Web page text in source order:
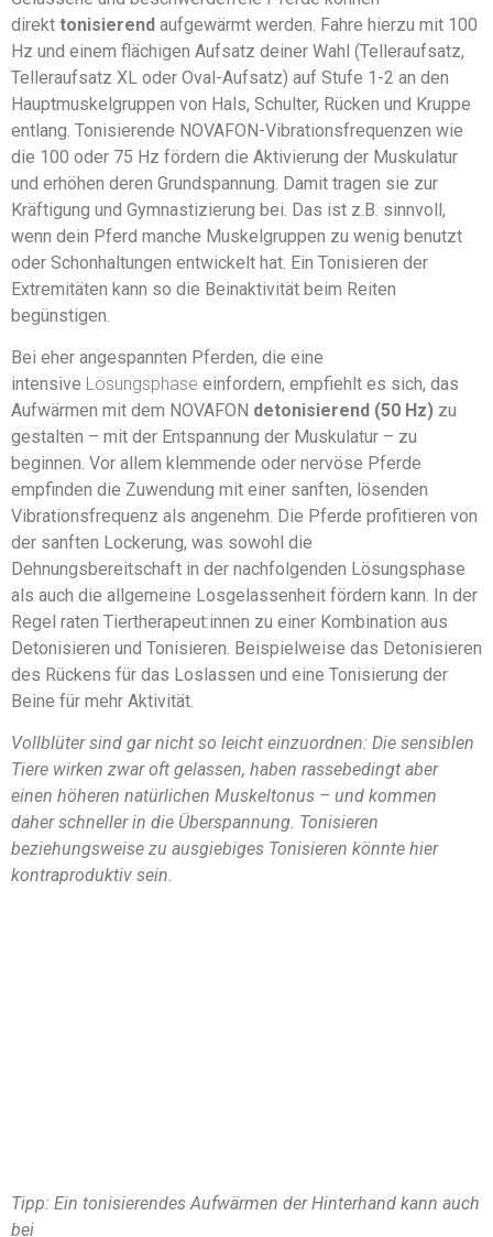
direkt tonisierend aufgewärmt werden. Fahre hierzu mit 100
Hz und einem flächigen Aufsatz deiner Wahl (Telleraufsatz,
Telleraufsatz XL oder Oval-Aufsatz) auf Stufe 1-2 an den
Hauptmuskelgruppen von Hals, Schulter, Rücken und Kruppe
entlang. Tonisierende NOVAFON-Vibrationsfrequenzen wie
die 100 oder 75 Hz fördern die Aktivierung der Muskulatur
und erhöhen deren Grundspannung. Damit tragen sie zur
Kräftigung und Gymnastizierung bei. Das ist z.B. sinnvoll,
wenn dein Pferd manche Muskelgruppen zu wenig benutzt
oder Schonhaltungen entwickelt hat. Ein Tonisieren der
Extremitäten kann so die Beinaktivität beim Reiten
begünstigen.
Bei eher angespannten Pferden, die eine
intensive Lösungsphase einfordern, empfiehlt es sich, das
Aufwärmen mit dem NOVAFON detonisierend (50 Hz) zu
gestalten – mit der Entspannung der Muskulatur – zu
beginnen. Vor allem klemmende oder nervöse Pferde
empfinden die Zuwendung mit einer sanften, lösenden
Vibrationsfrequenz als angenehm. Die Pferde profitieren von
der sanften Lockerung, was sowohl die
Dehnungsbereitschaft in der nachfolgenden Lösungsphase
als auch die allgemeine Losgelassenheit fördern kann. In der
Regel raten Tiertherapeut:innen zu einer Kombination aus
Detonisieren und Tonisieren. Beispielweise das Detonisieren
des Rückens für das Loslassen und eine Tonisierung der
Beine für mehr Aktivität.
Vollblüter sind gar nicht so leicht einzuordnen: Die sensiblen
Tiere wirken zwar oft gelassen, haben rassebedingt aber
einen höheren natürlichen Muskeltonus – und kommen
daher schneller in die Überspannung. Tonisieren
beziehungsweise zu ausgiebiges Tonisieren könnte hier
kontraproduktiv sein.
Tipp: Ein tonisierendes Aufwärmen der Hinterhand kann auch
bei